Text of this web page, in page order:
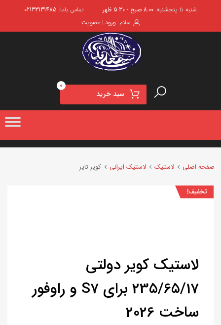
شنبه تا پنجشنبه:8:00 صبح - 5:30 ظهر تماس باما: 02133131485
سلام. ورود | عضویت
سبد خرید
0
صفحه اصلی لاستیک لاستیک ایرانی کویر تایر
تخفیف!
لاستیک کویر دولتی
235/65/17 برای S7 و راوفور
ساخت 2026